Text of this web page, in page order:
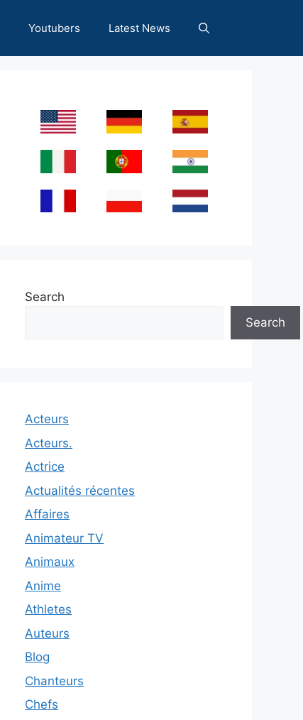
Youtubers Latest News
Search
Search
Acteurs
Acteurs.
Actrice
Actualités récentes
Affaires
Animateur TV
Animaux
Anime
Athletes
Auteurs
Blog
Chanteurs
Chefs